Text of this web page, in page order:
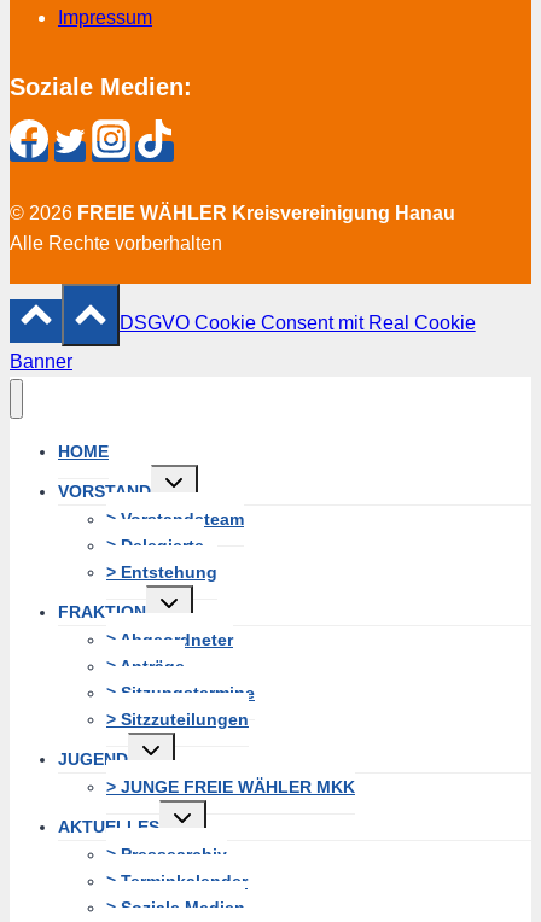
Impressum
Soziale Medien:
© 2026 FREIE WÄHLER Kreisvereinigung Hanau
Alle Rechte vorberhalten
DSGVO Cookie Consent mit Real Cookie
Banner
HOME
VORSTAND
Untermenü
erweitern
> Vorstandsteam
> Delegierte
> Entstehung
FRAKTION
Untermenü
erweitern
> Abgeordneter
> Anträge
> Sitzungstermine
> Sitzzuteilungen
JUGEND
Untermenü
erweitern
> JUNGE FREIE WÄHLER MKK
AKTUELLES
Untermenü
erweitern
> Pressearchiv
> Terminkalender
> Soziale Medien